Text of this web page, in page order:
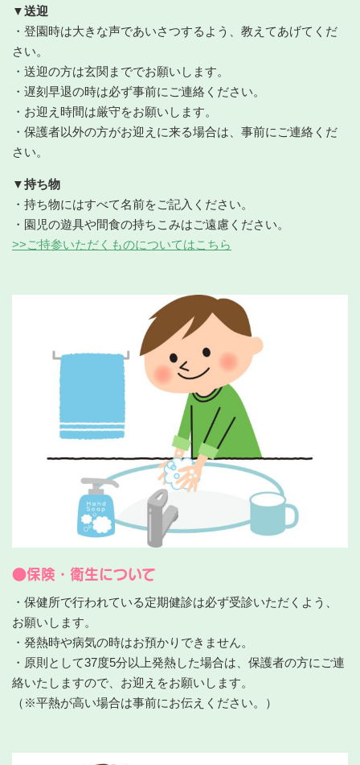
▼送迎
・登園時は大きな声であいさつするよう、教えてあげてくだ
さい。
・送迎の方は玄関まででお願いします。
・遅刻早退の時は必ず事前にご連絡ください。
・お迎え時間は厳守をお願いします。
・保護者以外の方がお迎えに来る場合は、事前にご連絡くだ
さい。
▼持ち物
・持ち物にはすべて名前をご記入ください。
・園児の遊具や間食の持ちこみはご遠慮ください。
>>ご持参いただくものについてはこちら
●保険・衛生について
・保健所で行われている定期健診は必ず受診いただくよう、
お願いします。
・発熱時や病気の時はお預かりできません。
・原則として37度5分以上発熱した場合は、保護者の方にご連
絡いたしますので、お迎えをお願いします。
（※平熱が高い場合は事前にお伝えください。）